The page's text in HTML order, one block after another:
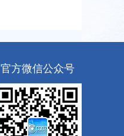
官方微信公众号